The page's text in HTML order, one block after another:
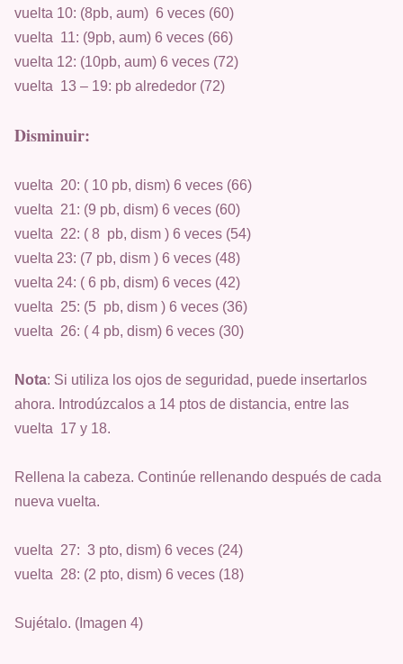
vuelta 10: (8pb, aum) 6 veces (60)
vuelta 11: (9pb, aum) 6 veces (66)
vuelta 12: (10pb, aum) 6 veces (72)
vuelta 13 – 19: pb alrededor (72)
Disminuir:
vuelta 20: ( 10 pb, dism) 6 veces (66)
vuelta 21: (9 pb, dism) 6 veces (60)
vuelta 22: ( 8 pb, dism ) 6 veces (54)
vuelta 23: (7 pb, dism ) 6 veces (48)
vuelta 24: ( 6 pb, dism) 6 veces (42)
vuelta 25: (5 pb, dism ) 6 veces (36)
vuelta 26: ( 4 pb, dism) 6 veces (30)
Nota: Si utiliza los ojos de seguridad, puede insertarlos
ahora. Introdúzcalos a 14 ptos de distancia, entre las
vuelta 17 y 18.
Rellena la cabeza. Continúe rellenando después de cada
nueva vuelta.
vuelta 27: 3 pto, dism) 6 veces (24)
vuelta 28: (2 pto, dism) 6 veces (18)
Sujétalo. (Imagen 4)